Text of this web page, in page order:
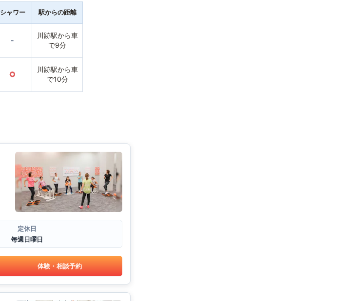
シャワー 駅からの距離
-
川跡駅から車
で9分
○
川跡駅から車
で10分
定休日
毎週日曜日
体験・相談予約